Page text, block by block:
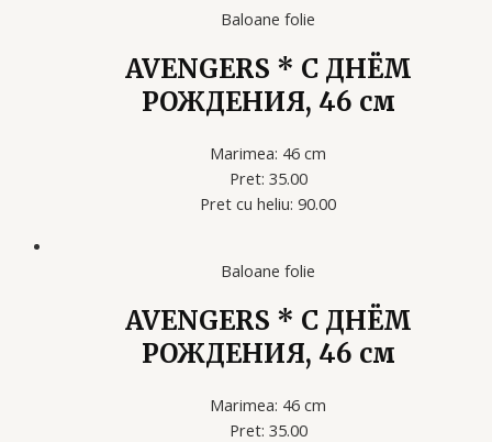
Baloane folie
AVENGERS * С ДНЁМ
РОЖДЕНИЯ, 46 см
Marimea: 46 cm
Pret: 35.00
Pret cu heliu: 90.00
Baloane folie
AVENGERS * С ДНЁМ
РОЖДЕНИЯ, 46 см
Marimea: 46 cm
Pret: 35.00